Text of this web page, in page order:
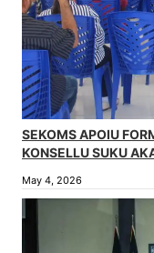
SEKOMS APOIU
KONSELLU SUKU
May 4, 2026